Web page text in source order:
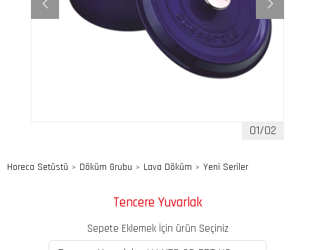
01/02
Horeca Setüstü > Döküm Grubu > Lava Döküm > Yeni Seriler
Tencere Yuvarlak
Sepete Eklemek İçin ürün Seçiniz